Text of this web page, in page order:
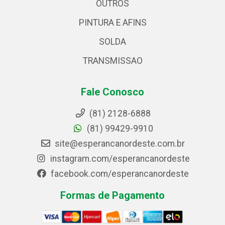
OUTROS
PINTURA E AFINS
SOLDA
TRANSMISSAO
Fale Conosco
(81) 2128-6888
(81) 99429-9910
site@esperancanordeste.com.br
instagram.com/esperancanordeste
facebook.com/esperancanordeste
Formas de Pagamento